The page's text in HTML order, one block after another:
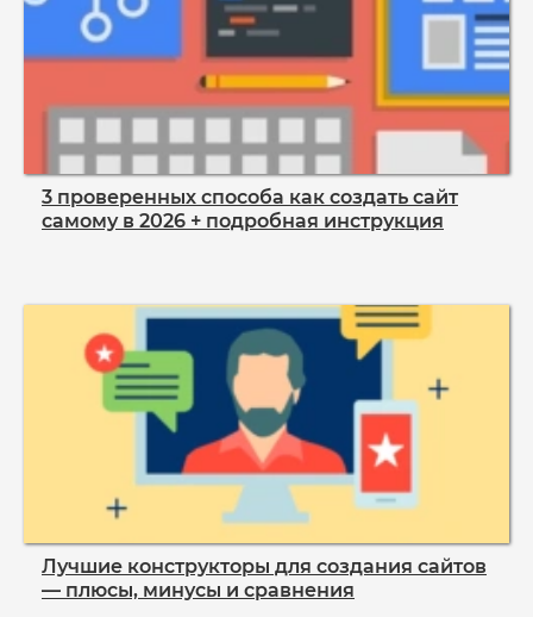
3 проверенных способа как создать сайт
самому в 2026 + подробная инструкция
Лучшие конструкторы для создания сайтов
— плюсы, минусы и сравнения